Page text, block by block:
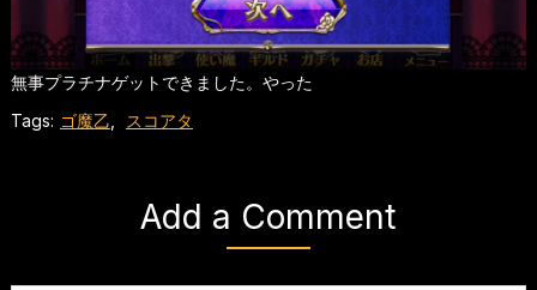
無事プラチナゲットできました。やった
Tags: ゴ魔乙, スコアタ
Add a Comment